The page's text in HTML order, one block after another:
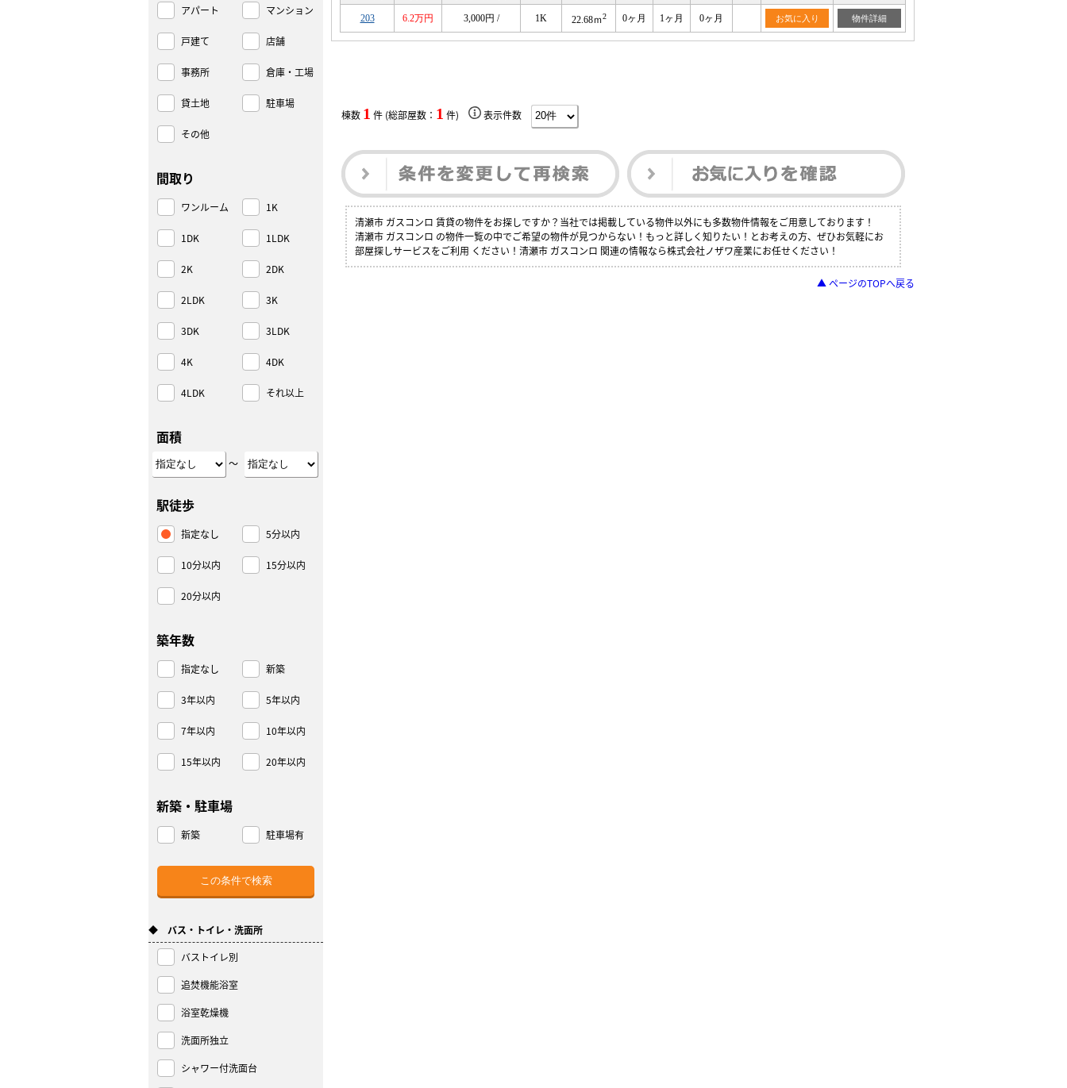
203 6.2万円 3,000円 / 1K 22.68ｍ2 0ヶ月 1ヶ月 0ヶ月 お気に入り 物件詳細
棟数 1 件 (総部屋数： 1 件) 表示件数
清瀬市 ガスコンロ 賃貸の物件をお探しですか？当社では掲載している物件以外にも多数物件情報をご用意しております！
清瀬市 ガスコンロ の物件一覧の中でご希望の物件が見つからない！もっと詳しく知りたい！とお考えの方、ぜひお気軽にお
部屋探しサービスをご利用 ください！清瀬市 ガスコンロ 関連の情報なら株式会社ノザワ産業にお任せください！
▲ ページのTOPへ戻る
アパート マンション
戸建て 店舗
事務所 倉庫・工場
貸土地 駐車場
その他
間取り
ワンルーム 1K
1DK 1LDK
2K 2DK
2LDK 3K
3DK 3LDK
4K 4DK
4LDK それ以上
面積
～
駅徒歩
指定なし 5分以内
10分以内 15分以内
20分以内
築年数
指定なし 新築
3年以内 5年以内
7年以内 10年以内
15年以内 20年以内
新築・駐車場
新築 駐車場有
◆ バス・トイレ・洗面所
バストイレ別
追焚機能浴室
浴室乾燥機
洗面所独立
シャワー付洗面台